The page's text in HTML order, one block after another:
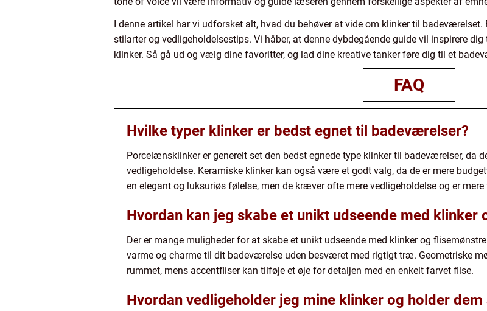
I denne artikel har vi udforsket alt, hvad du behøver at vide om klinker til
stilarter og vedligeholdelsestips. Vi håber, at denne dybdegående guide vil inspirere
klinker. Så gå ud og vælg dine favoritter, og lad dine kreative tanker føre dig til et
FAQ
Hvilke typer klinker er bedst egnet til badeværelser?
Porcelænsklinker er generelt set den bedst egnede type klinker til badeværelser, da
vedligeholdelse. Keramiske klinker kan også være et godt valg, da de er mere
en elegant og luksuriøs følelse, men de kræver ofte mere vedligeholdelse og er
Hvordan kan jeg skabe et unikt udseende med klinker
Der er mange muligheder for at skabe et unikt udseende med klinker og
varme og charme til dit badeværelse uden besværet med rigtigt træ. Geometriske
rummet, mens accentfliser kan tilføje et øje for detaljen med en enkelt farvet flise.
Hvordan vedligeholder jeg mine klinker og holder dem